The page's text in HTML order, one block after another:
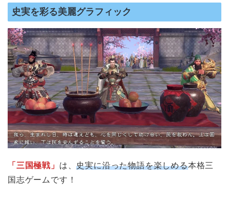
史実を彩る美麗グラフィック
「三国極戦」 は、史実に沿った物語を楽しめる本格三
国志ゲームです！